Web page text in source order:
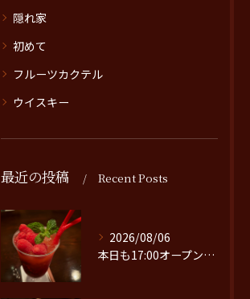
隠れ家
初めて
フルーツカクテル
ウイスキー
最近の投稿 Recent Posts
2026/08/06
本日も17:00オープンです。